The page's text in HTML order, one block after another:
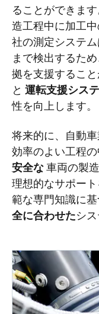
ることができます
造工程中に加工
社の測定システ
まで検出するた
拠を支援すること
と 運転支援シス
性を向上します。
将来的に、自動
効率のよい工程
安全な車両の製
理想的なサポー
範な専門知識に
全に合わせたシ